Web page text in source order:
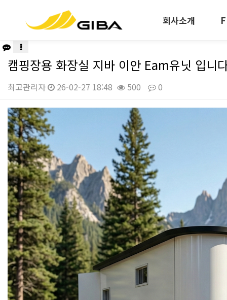
회사소개
캠핑장용 화장실 지바 이안 Eam유닛 입니
최고관리자 26-02-27 18:48 500 0
본문